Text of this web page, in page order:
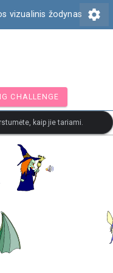
vizualinis žodynas settings
CHALLENGE
kaip jie tariami.